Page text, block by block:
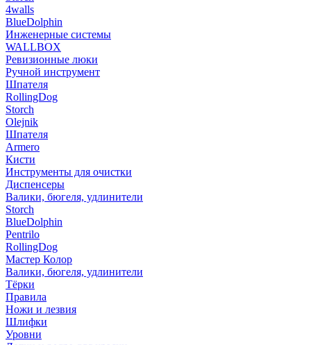
4walls
BlueDolphin
Инженерные системы
WALLBOX
Ревизионные люки
Ручной инструмент
Шпателя
RollingDog
Storch
Olejnik
Шпателя
Armero
Кисти
Инструменты для очистки
Диспенсеры
Валики, бюгеля, удлинители
Storch
BlueDolphin
Pentrilo
RollingDog
Мастер Колор
Валики, бюгеля, удлинители
Тёрки
Правила
Ножи и лезвия
Шлифки
Уровни